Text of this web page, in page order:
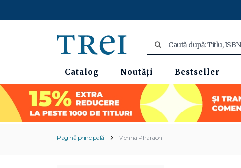
Catalog Noutăți Bestseller
Pagină principală Vienna Pharaon